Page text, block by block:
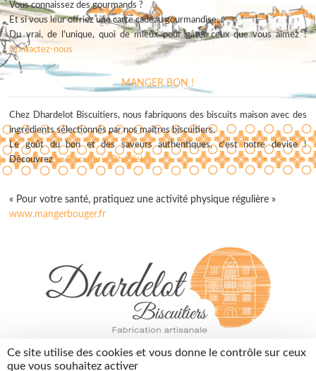
Vous connaissez des gourmands ?
Et si vous leur offriez une carte cadeau gourmandise...
Du vrai, de l'unique, quoi de mieux pour gâter ceux que vous aimez !
Contactez-nous
MANGER BON !
Chez Dhardelot Biscuitiers, nous fabriquons des biscuits maison avec des
ingrédients sélectionnés par nos maîtres biscuitiers.
Le goût du bon et des saveurs authentiques, c'est notre devise !
DécouvrezLa Biscuiterie Dhardelot
« Pour votre santé, pratiquez une activité physique régulière »
www.mangerbouger.fr
contact@dhardelotbiscuitiers.fr
03 74 05 01 10
Ce site utilise des cookies et vous donne le contrôle sur ceux
que vous souhaitez activer